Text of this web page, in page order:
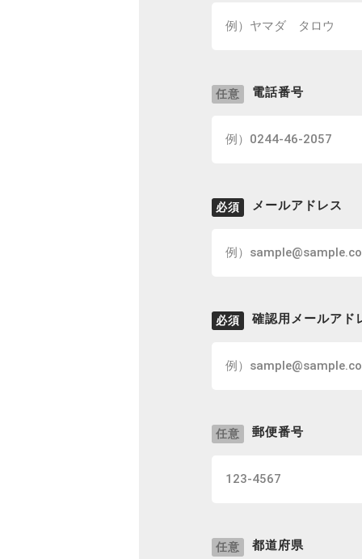
任意 電話番号
必須 メールアドレス
必須 確認用メールアド
任意 郵便番号
任意 都道府県